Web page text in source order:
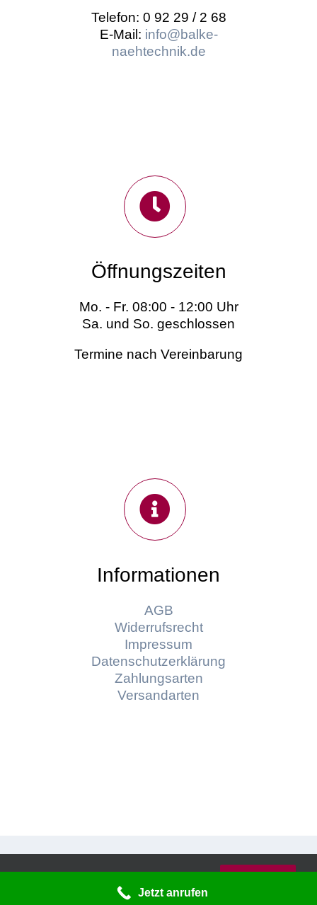
Telefon: 0 92 29 / 2 68
E-Mail: info@balke-
naehtechnik.de
Öffnungszeiten
Mo. - Fr. 08:00 - 12:00 Uhr
Sa. und So. geschlossen
Termine nach Vereinbarung
Informationen
AGB
Widerrufsrecht
Impressum
Datenschutzerklärung
Zahlungsarten
Versandarten
2026 | Konzept und Webdesign by
Jetzt anrufen